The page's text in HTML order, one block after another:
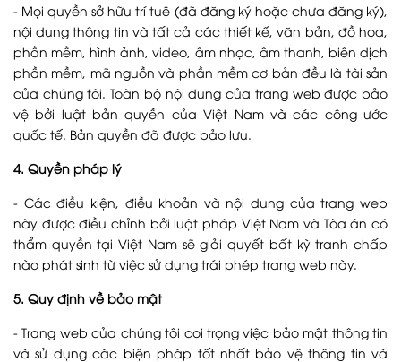
- Mọi quyền sở hữu trí tuệ (đã đăng ký hoặc chưa đăng ký),
nội dung thông tin và tất cả các thiết kế, văn bản, đồ họa,
phần mềm, hình ảnh, video, âm nhạc, âm thanh, biên dịch
phần mềm, mã nguồn và phần mềm cơ bản đều là tài sản
của chúng tôi. Toàn bộ nội dung của trang web được bảo
vệ bởi luật bản quyền của Việt Nam và các công ước
quốc tế. Bản quyền đã được bảo lưu.
4. Quyền pháp lý
- Các điều kiện, điều khoản và nội dung của trang web
này được điều chỉnh bởi luật pháp Việt Nam và Tòa án có
thẩm quyền tại Việt Nam sẽ giải quyết bất kỳ tranh chấp
nào phát sinh từ việc sử dụng trái phép trang web này.
5. Quy định về bảo mật
- Trang web của chúng tôi coi trọng việc bảo mật thông tin
và sử dụng các biện pháp tốt nhất bảo vệ thông tin và